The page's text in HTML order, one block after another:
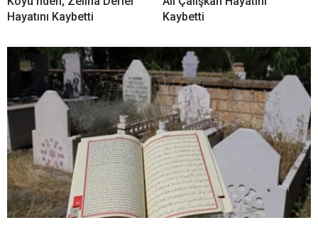
Hayatını Kaybetti
Kaybetti